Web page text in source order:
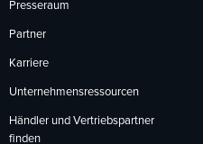
Presseraum
Partner
Karriere
Unternehmensressourcen
Händler und Vertriebspartner
finden